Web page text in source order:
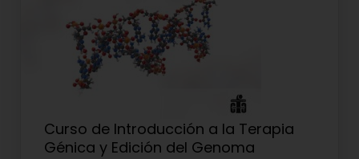
Curso de Introducción a la Terapia
Génica y Edición del Genoma